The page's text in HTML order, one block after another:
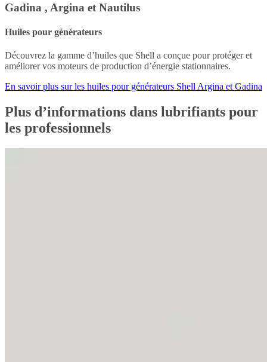
Gadina , Argina et Nautilus
Huiles pour générateurs
Découvrez la gamme d’huiles que Shell a conçue pour protéger et
améliorer vos moteurs de production d’énergie stationnaires.
En savoir plus sur les huiles pour générateurs Shell Argina et Gadina
Plus d’informations dans lubrifiants pour
les professionnels